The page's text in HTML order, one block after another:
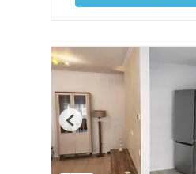
Previous